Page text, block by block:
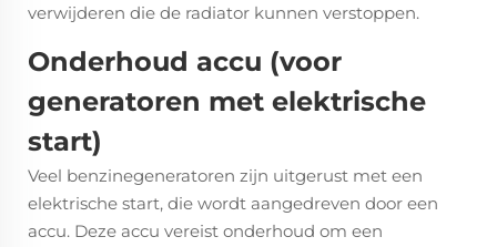
verwijderen die de radiator kunnen verstoppen.
Onderhoud accu (voor
generatoren met elektrische
start)
Veel benzinegeneratoren zijn uitgerust met een
elektrische start, die wordt aangedreven door een
accu. Deze accu vereist onderhoud om een